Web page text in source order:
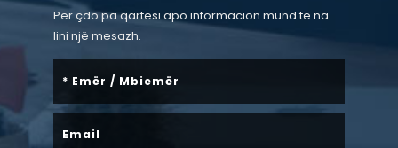
Për çdo pa qartësi apo informacion mund të na
lini një mesazh.